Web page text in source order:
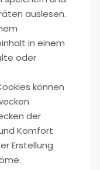
auslesen.
in einem
oder
können
der
Komfort
Erstellung